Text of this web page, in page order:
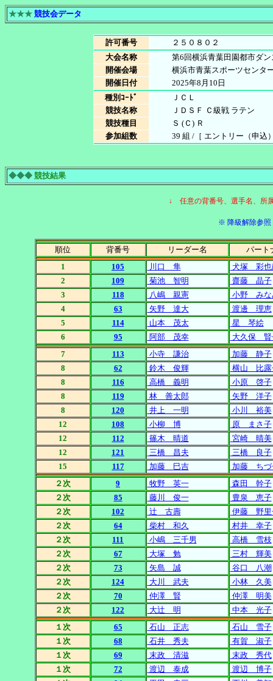
★★★ 競技会データ
許可番号
２５０８０２
大会名称
第6回横浜青葉田園都市ダ
開催会場
横浜市青葉スポーツセンタ
開催日付
2025年8月10日
種別ｺｰﾄﾞ
ＪＣＬ
競技名称
ＪＤＳＦ Ｃ級戦 ラテン
競技種目
Ｓ (Ｃ) Ｒ
参加組数
39 組 /［ エントリー（申
◆◆◆ 競技結果
↓ 任意の背番号、選手名、所
※ 降級解除参照
順位 背番号 リーダー名
パート
1
105 川口 隼
犬塚 彩也
2
109 菊池 智明
齋藤 晶子
3
118 八嶋 親憲
小野 みな
4
63 矢野 達大
渡邊 理恵
5
114 山本 茂太
星 琴絵
6
95 阿部 茂幸
大久保 賢
7
113 小寺 謙治
加藤 静子
8
62 鈴木 俊輝
横山 比露
8
116 高橋 義明
小原 啓子
8
119 林 善太郎
矢野 洋子
8
120 井上 一明
小川 裕美
12
108 小柳 博
原 まさ子
12
112 篠木 晴道
宮崎 晴美
12
121 三橋 昌夫
三橋 良子
15
117 加藤 巳吉
加藤 ちづ
２次
9 牧野 英一
森田 幹子
２次
85 藤川 俊一
豊泉 恵子
２次
102 辻 古壽
伊藤 野里
２次
64 柴村 和久
村井 幸子
２次
111 小嶋 三千男
高橋 雪枝
２次
67 大塚 勉
三村 輝美
２次
73 矢島 誠
谷口 八潮
２次
124 大川 武夫
小林 久美
２次
70 仲澤 賢
仲澤 明美
２次
122 大辻 明
中本 光子
１次
65 石山 正志
石山 雪子
１次
68 石井 秀夫
有賀 淑子
１次
69 末政 清滋
末政 秀代
１次
72 渡辺 泰成
渡辺 博子